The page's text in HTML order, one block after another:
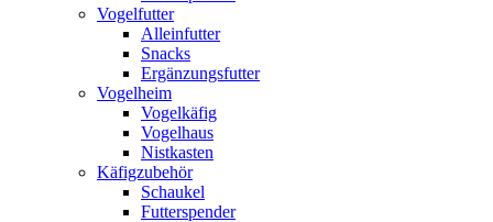
Vogelfutter
Alleinfutter
Snacks
Ergänzungsfutter
Vogelheim
Vogelkäfig
Vogelhaus
Nistkasten
Käfigzubehör
Schaukel
Futterspender